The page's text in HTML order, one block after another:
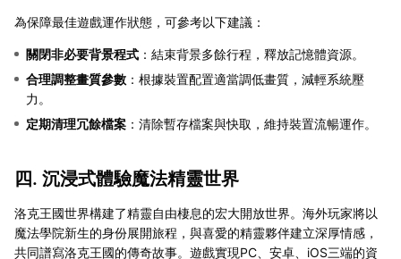
為保障最佳遊戲運作狀態，可參考以下建議：
關閉非必要背景程式 ：結束背景多餘行程，釋放記憶體資源。
合理調整畫質參數 ：根據裝置配置適當調低畫質，減輕系統壓
力。
定期清理冗餘檔案 ：清除暫存檔案與快取，維持裝置流暢運作。
四. 沉浸式體驗魔法精靈世界
洛克王國世界構建了精靈自由棲息的宏大開放世界。海外玩家將以
魔法學院新生的身份展開旅程，與喜愛的精靈夥伴建立深厚情感，
共同譜寫洛克王國的傳奇故事。遊戲實現PC、安卓、iOS三端的資